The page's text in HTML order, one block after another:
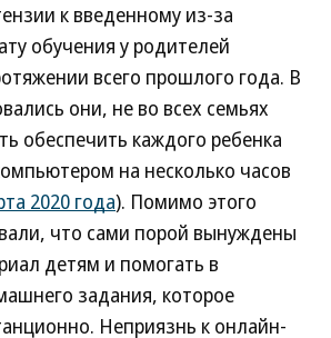
к введенному из-за
обучения у родителей
всего прошлого года. В
они, не во всех семьях
обеспечить каждого ребенка
на несколько часов
2020 года). Помимо этого
что сами порой вынуждены
детям и помогать в
задания, которое
Неприязнь к онлайн-